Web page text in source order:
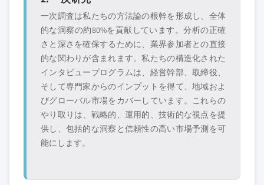
一次調査は私たちの方法論の根幹を形成し、全体
的な洞察の約80%を貢献しています。分析の正確
さと深さを確保するために、業界参加者との直接
的な関わりが含まれます。私たちの構造化された
インタビュープログラムは、経営幹部、取締役、
そして専門家からのインプットを得て、地域およ
びグローバル市場をカバーしています。これらの
やり取りは、戦略的、運用的、技術的な視点を提
供し、包括的な洞察と信頼性の高い市場予測を可
能にします。